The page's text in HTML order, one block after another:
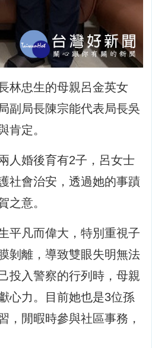
林忠生的母親呂金英女
副局長陳宗能代表局長吳
肯定。
人婚後育有2子， 呂女士
社會治安，透過她的事蹟
之意。
平凡而偉大，特別重視子
剝離， 導致雙眼失明無法
投入警察的行列時， 母親
心力。目前她也是3位孫
， 閒暇時參與社區事務，